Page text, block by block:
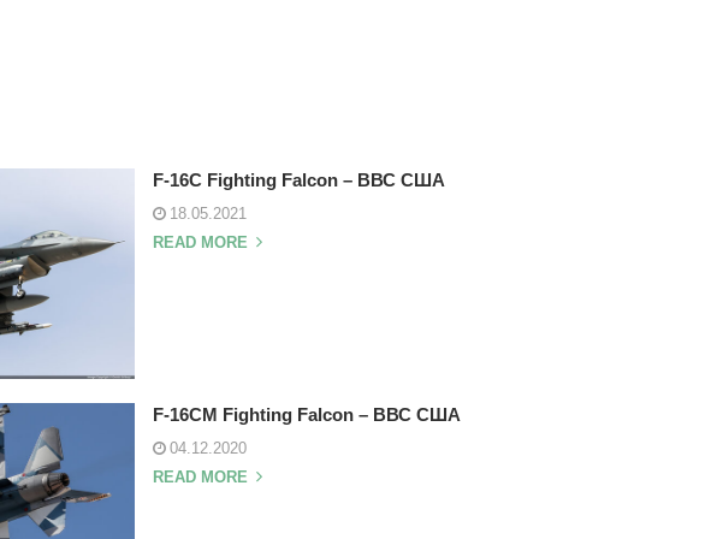
F-16C Fighting Falcon – ВВС США
18.05.2021
READ MORE
F-16CM Fighting Falcon – ВВС США
04.12.2020
READ MORE